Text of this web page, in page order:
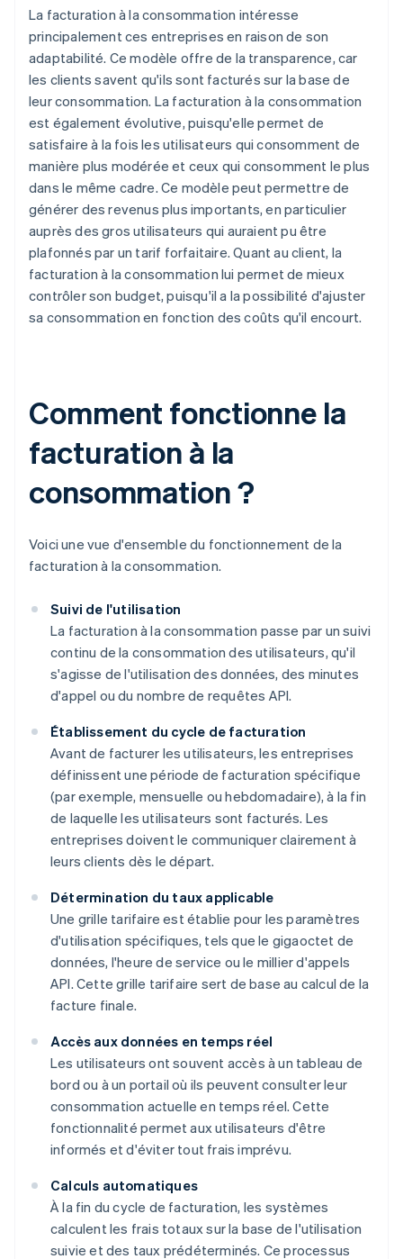
La facturation à la consommation intéresse
principalement ces entreprises en raison de son
adaptabilité. Ce modèle offre de la transparence, car
les clients savent qu'ils sont facturés sur la base de
leur consommation. La facturation à la consommation
est également évolutive, puisqu'elle permet de
satisfaire à la fois les utilisateurs qui consomment de
manière plus modérée et ceux qui consomment le plus
dans le même cadre. Ce modèle peut permettre de
générer des revenus plus importants, en particulier
auprès des gros utilisateurs qui auraient pu être
plafonnés par un tarif forfaitaire. Quant au client, la
facturation à la consommation lui permet de mieux
contrôler son budget, puisqu'il a la possibilité d'ajuster
sa consommation en fonction des coûts qu'il encourt.
Comment fonctionne la
facturation à la
consommation ?
Voici une vue d'ensemble du fonctionnement de la
facturation à la consommation.
Suivi de l'utilisation
La facturation à la consommation passe par un suivi
continu de la consommation des utilisateurs, qu'il
s'agisse de l'utilisation des données, des minutes
d'appel ou du nombre de requêtes API.
Établissement du cycle de facturation
Avant de facturer les utilisateurs, les entreprises
définissent une période de facturation spécifique
(par exemple, mensuelle ou hebdomadaire), à la fin
de laquelle les utilisateurs sont facturés. Les
entreprises doivent le communiquer clairement à
leurs clients dès le départ.
Détermination du taux applicable
Une grille tarifaire est établie pour les paramètres
d'utilisation spécifiques, tels que le gigaoctet de
données, l'heure de service ou le millier d'appels
API. Cette grille tarifaire sert de base au calcul de la
facture finale.
Accès aux données en temps réel
Les utilisateurs ont souvent accès à un tableau de
bord ou à un portail où ils peuvent consulter leur
consommation actuelle en temps réel. Cette
fonctionnalité permet aux utilisateurs d'être
informés et d'éviter tout frais imprévu.
Calculs automatiques
À la fin du cycle de facturation, les systèmes
calculent les frais totaux sur la base de l'utilisation
suivie et des taux prédéterminés. Ce processus